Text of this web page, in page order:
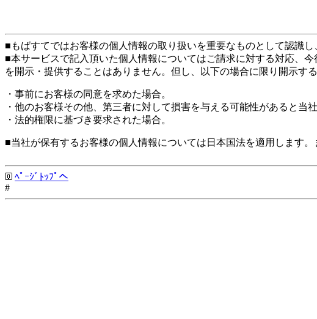
■もばすてではお客様の個人情報の取り扱いを重要なものとして認識
■本サービスで記入頂いた個人情報についてはご請求に対する対応、
を開示・提供することはありません。但し、以下の場合に限り開示す
・事前にお客様の同意を求めた場合。
・他のお客様その他、第三者に対して損害を与える可能性があると当
・法的権限に基づき要求された場合。
■当社が保有するお客様の個人情報については日本国法を適用します
ﾍﾟｰｼﾞﾄｯﾌﾟへ
#